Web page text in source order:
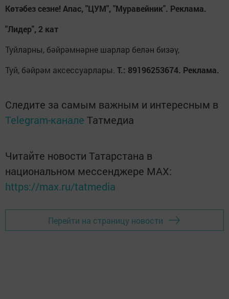
Көтәбез сезне! Апас, "ЦУМ", "Муравейник". Реклама.
"Лидер", 2 кат
Туйларны, бәйрәмнәрне шарлар белән бизәү,
Туй, бәйрәм аксессуарлары. Т.: 89196253674. Реклама.
Следите за самым важным и интересным в
Telegram-канале Татмедиа
Читайте новости Татарстана в
национальном мессенджере MАХ:
https://max.ru/tatmedia
Перейти на страницу новости